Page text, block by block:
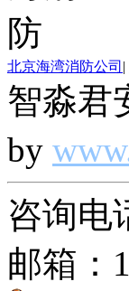
北京海湾消防公司 |
智淼君
by
咨询电
邮箱：